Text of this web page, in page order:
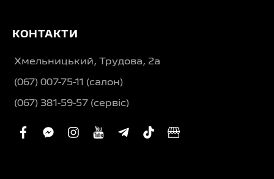
КОНТАКТИ
Хмельницький, Трудова, 2а
(067) 007-75-11 (салон)
(067) 381-59-57 (сервіс)
facebook
facebook-
instagram
youtube
telegram-
tiktokbusiness